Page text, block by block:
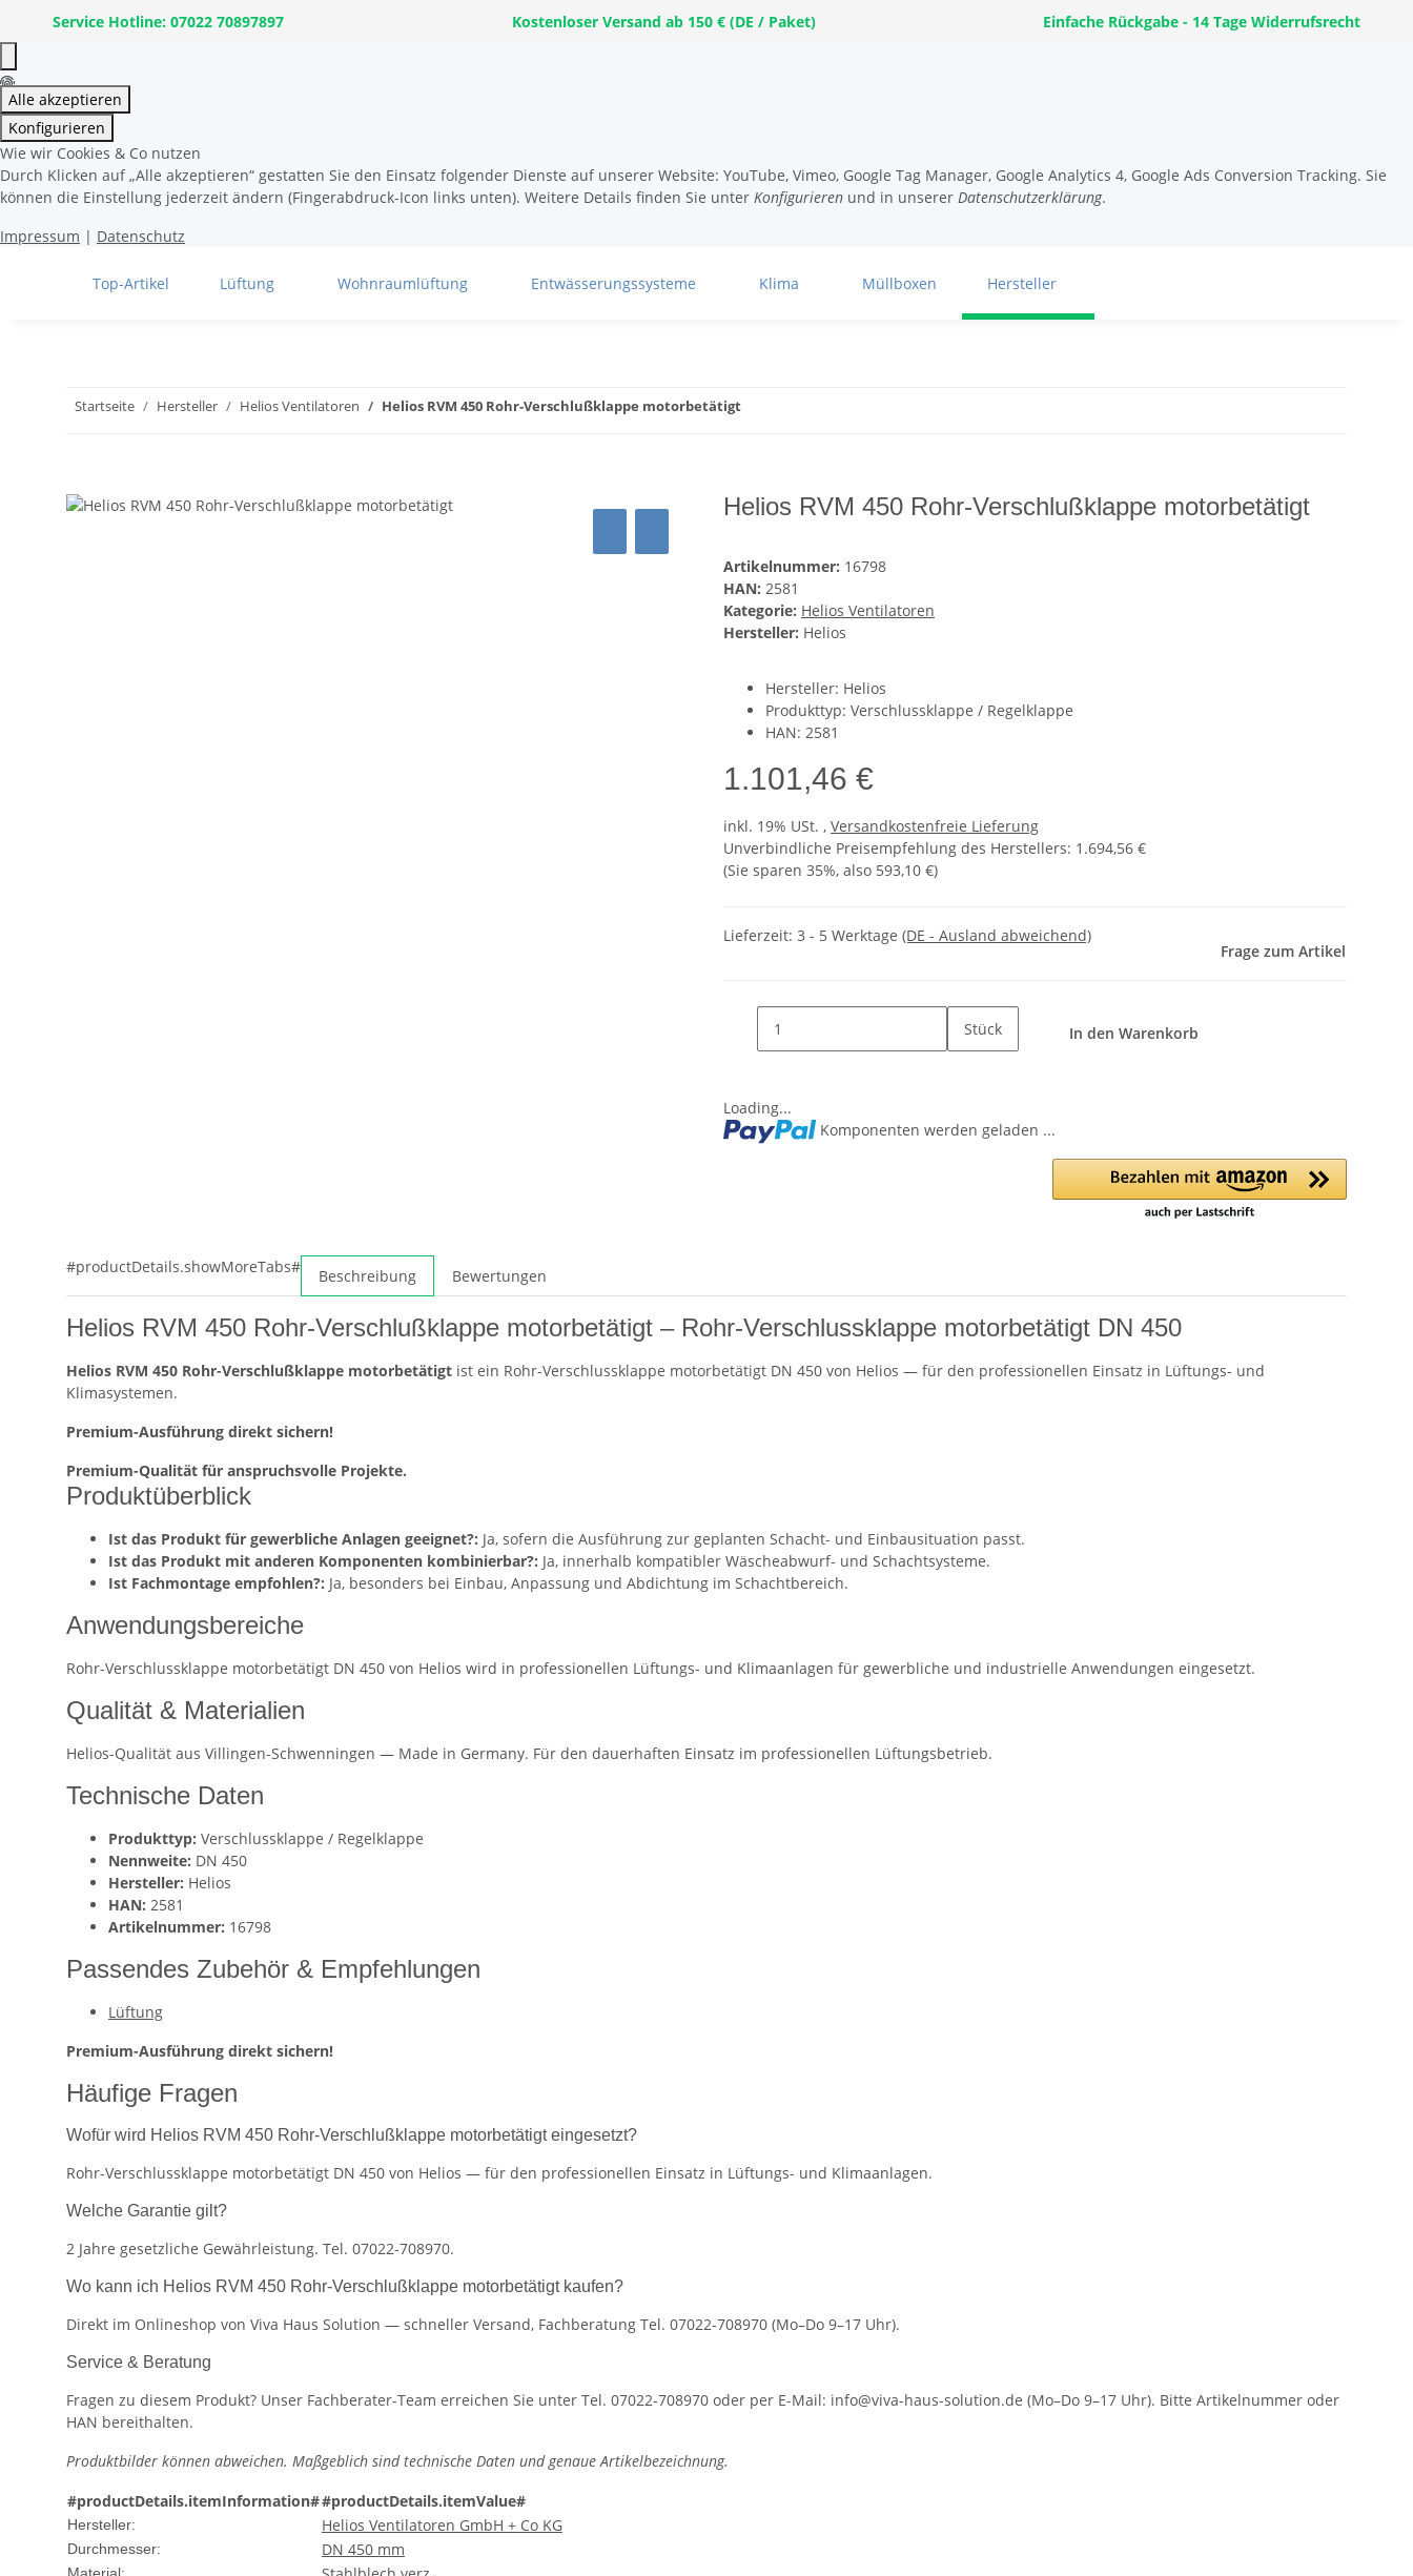
Service Hotline: 07022 70897897 Kostenloser Versand ab 150 € (DE / Paket) Einfache Rückgabe - 14 Tage Widerrufsrecht
Alle akzeptieren
Konfigurieren
Wie wir Cookies & Co nutzen
Durch Klicken auf „Alle akzeptieren“ gestatten Sie den Einsatz folgender Dienste auf unserer Website: YouTube, Vimeo, Google Tag Manager, Google Analytics 4, Google Ads Conversion Tracking. Sie
können die Einstellung jederzeit ändern (Fingerabdruck-Icon links unten). Weitere Details finden Sie unter Konfigurieren und in unserer Datenschutzerklärung.
Impressum | Datenschutz
Top-Artikel Lüftung Wohnraumlüftung Entwässerungssysteme Klima Müllboxen Hersteller
Startseite Hersteller Helios Ventilatoren Helios RVM 450 Rohr-Verschlußklappe motorbetätigt
Helios RVM 450 Rohr-Verschlußklappe motorbetätigt
Artikelnummer: 16798
HAN: 2581
Kategorie: Helios Ventilatoren
Hersteller: Helios
Hersteller: Helios
Produkttyp: Verschlussklappe / Regelklappe
HAN: 2581
1.101,46 €
inkl. 19% USt. , Versandkostenfreie Lieferung
Unverbindliche Preisempfehlung des Herstellers: 1.694,56 €
(Sie sparen 35%, also 593,10 €)
Lieferzeit: 3 - 5 Werktage (DE - Ausland abweichend)
Frage zum Artikel
Stück In den Warenkorb
Loading...
Komponenten werden geladen ...
#productDetails.showMoreTabs# Beschreibung Bewertungen
Helios RVM 450 Rohr-Verschlußklappe motorbetätigt – Rohr-Verschlussklappe motorbetätigt DN 450
Helios RVM 450 Rohr-Verschlußklappe motorbetätigt ist ein Rohr-Verschlussklappe motorbetätigt DN 450 von Helios — für den professionellen Einsatz in Lüftungs- und
Klimasystemen.
Premium-Ausführung direkt sichern!
Premium-Qualität für anspruchsvolle Projekte.
Produktüberblick
Ist das Produkt für gewerbliche Anlagen geeignet?: Ja, sofern die Ausführung zur geplanten Schacht- und Einbausituation passt.
Ist das Produkt mit anderen Komponenten kombinierbar?: Ja, innerhalb kompatibler Wäscheabwurf- und Schachtsysteme.
Ist Fachmontage empfohlen?: Ja, besonders bei Einbau, Anpassung und Abdichtung im Schachtbereich.
Anwendungsbereiche
Rohr-Verschlussklappe motorbetätigt DN 450 von Helios wird in professionellen Lüftungs- und Klimaanlagen für gewerbliche und industrielle Anwendungen eingesetzt.
Qualität & Materialien
Helios-Qualität aus Villingen-Schwenningen — Made in Germany. Für den dauerhaften Einsatz im professionellen Lüftungsbetrieb.
Technische Daten
Produkttyp: Verschlussklappe / Regelklappe
Nennweite: DN 450
Hersteller: Helios
HAN: 2581
Artikelnummer: 16798
Passendes Zubehör & Empfehlungen
Lüftung
Premium-Ausführung direkt sichern!
Häufige Fragen
Wofür wird Helios RVM 450 Rohr-Verschlußklappe motorbetätigt eingesetzt?
Rohr-Verschlussklappe motorbetätigt DN 450 von Helios — für den professionellen Einsatz in Lüftungs- und Klimaanlagen.
Welche Garantie gilt?
2 Jahre gesetzliche Gewährleistung. Tel. 07022-708970.
Wo kann ich Helios RVM 450 Rohr-Verschlußklappe motorbetätigt kaufen?
Direkt im Onlineshop von Viva Haus Solution — schneller Versand, Fachberatung Tel. 07022-708970 (Mo–Do 9–17 Uhr).
Service & Beratung
Fragen zu diesem Produkt? Unser Fachberater-Team erreichen Sie unter Tel. 07022-708970 oder per E-Mail: info@viva-haus-solution.de (Mo–Do 9–17 Uhr). Bitte Artikelnummer oder
HAN bereithalten.
Produktbilder können abweichen. Maßgeblich sind technische Daten und genaue Artikelbezeichnung.
#productDetails.itemInformation##productDetails.itemValue#
Hersteller: Helios Ventilatoren GmbH + Co KG
Durchmesser: DN 450 mm